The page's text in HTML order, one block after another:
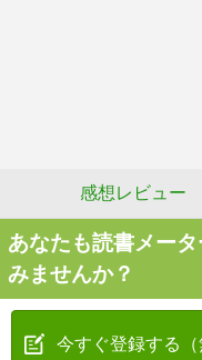
感想レビュー
あなたも読書メー
みませんか？
今すぐ登録する（